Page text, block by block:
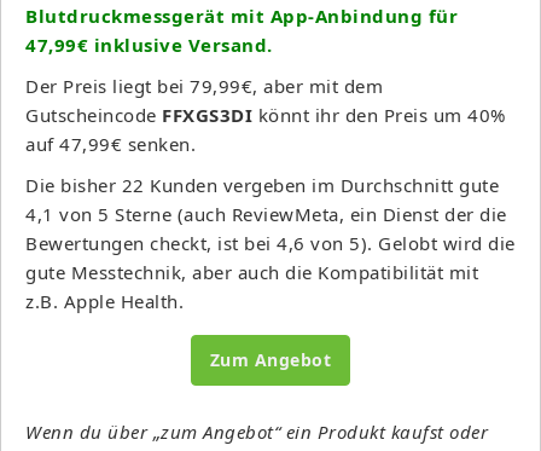
Blutdruckmessgerät mit App-Anbindung für
47,99€ inklusive Versand.
Der Preis liegt bei 79,99€, aber mit dem
Gutscheincode FFXGS3DI könnt ihr den Preis um 40%
auf 47,99€ senken.
Die bisher 22 Kunden vergeben im Durchschnitt gute
4,1 von 5 Sterne (auch ReviewMeta, ein Dienst der die
Bewertungen checkt, ist bei 4,6 von 5). Gelobt wird die
gute Messtechnik, aber auch die Kompatibilität mit
z.B. Apple Health.
Zum Angebot
Wenn du über „zum Angebot“ ein Produkt kaufst oder